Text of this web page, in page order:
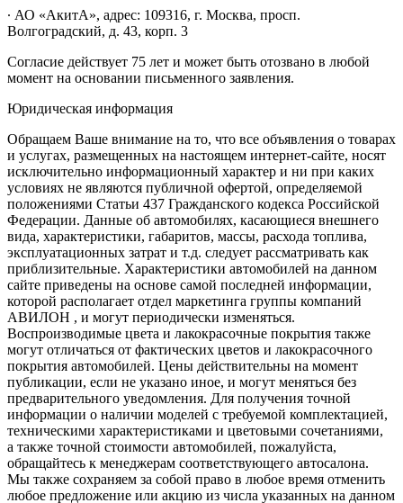
∙ АО «АкитА», адрес: 109316, г. Москва, просп.
Волгоградский, д. 43, корп. 3
Согласие действует 75 лет и может быть отозвано в любой
момент на основании письменного заявления.
Юридическая информация
Обращаем Ваше внимание на то, что все объявления о товарах
и услугах, размещенных на настоящем интернет-сайте, носят
исключительно информационный характер и ни при каких
условиях не являются публичной офертой, определяемой
положениями Статьи 437 Гражданского кодекса Российской
Федерации. Данные об автомобилях, касающиеся внешнего
вида, характеристики, габаритов, массы, расхода топлива,
эксплуатационных затрат и т.д. следует рассматривать как
приблизительные. Характеристики автомобилей на данном
сайте приведены на основе самой последней информации,
которой располагает отдел маркетинга группы компаний
АВИЛОН , и могут периодически изменяться.
Воспроизводимые цвета и лакокрасочные покрытия также
могут отличаться от фактических цветов и лакокрасочного
покрытия автомобилей. Цены действительны на момент
публикации, если не указано иное, и могут меняться без
предварительного уведомления. Для получения точной
информации о наличии моделей с требуемой комплектацией,
техническими характеристиками и цветовыми сочетаниями,
а также точной стоимости автомобилей, пожалуйста,
обращайтесь к менеджерам соответствующего автосалона.
Мы также сохраняем за собой право в любое время отменить
любое предложение или акцию из числа указанных на данном